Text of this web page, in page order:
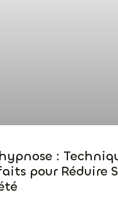
:
pour Réduire